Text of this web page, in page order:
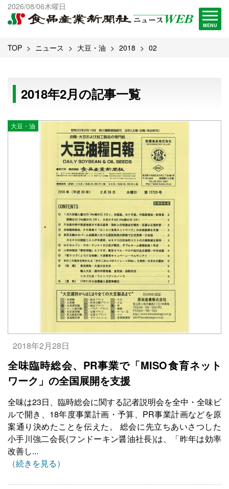
2026/08/06木曜日
MENU
出版物一覧へ
試読・購読申し込み
TOP ニュース 大豆・油 2018 02
2018年2月の記事一覧
大豆・油
2018年2月28日
全味臨時総会、PR事業で「MISO食育ネット
ワーク」の全国展開を支援
全味は23日、臨時総会に関する記者説明会を全中・全味ビ
ルで開き、18年度事業計画・予算、PR事業計画などを原
案通り決めたことを伝えた。 総会に先立ちあいさつした
小手川強二会長(フンドーキン醤油社長)は、「昨年は効率
改善し...
（続きを見る）